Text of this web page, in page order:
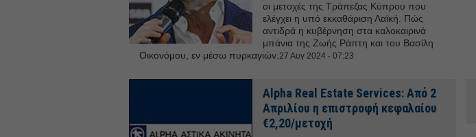
οι μετοχές της Τράπεζας Κύπρου που
ελέγχει η υπό εκκαθάριση Λαϊκή. Πώς
αντιδρά η κυβέρνηση στα καλοκαιρινά
μπάνια της Ζωής Ράπτη και του Βασίλη
Οικονόμου, εν μέσω πυρκαγιών. 27 Αυγ 2024 - 07:23
Alpha Real Estate Services: Από 2
Απριλίου η επιστροφή κεφαλαίου
€2,20/μετοχή